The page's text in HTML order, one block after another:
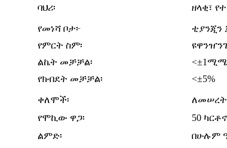
ባህሪ፡
ዘላቂ፣
የመነሻ ቦታ፦
ቲያንጂን
የምርት ስም፡
ልኬት መቻቻል፡
<±1ሚሜ
የክብደት መቻቻል፡
<±5%
ቀለሞች፡
ለመሠረት
የሞኪው ዋጋ፡
50
ልምድ፡
በሁሉም